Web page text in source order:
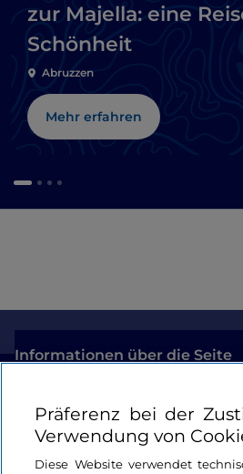
zur Majella: eine
Schönheit
Abruzzen
Mehr erfahren
Informationen über die Seite
Nützliche Links
Login
Präferenz bei der
Verwendung von
Diese Website verwendet